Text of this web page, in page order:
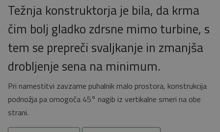
Težnja konstruktorja je bila, da krma
čim bolj gladko zdrsne mimo turbine, s
tem se prepreči svaljkanje in zmanjša
drobljenje sena na minimum.
Pri namestitvi zavzame puhalnik malo prostora, konstrukcija
podnožja pa omogoča 45° nagib iz vertikalne smeri na obe
strani.